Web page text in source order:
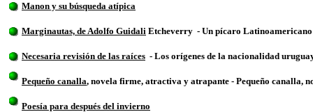
Manon y su búsqueda atípica
Marginautas, de Adolfo Guidali Etcheverry - Un pícaro Latinoamericano
Necesaria revisión de las raíces - Los orígenes de la nacionalidad
Pequeño canalla, novela firme, atractiva y atrapante - Pequeño canalla,
Poesía para después del invierno